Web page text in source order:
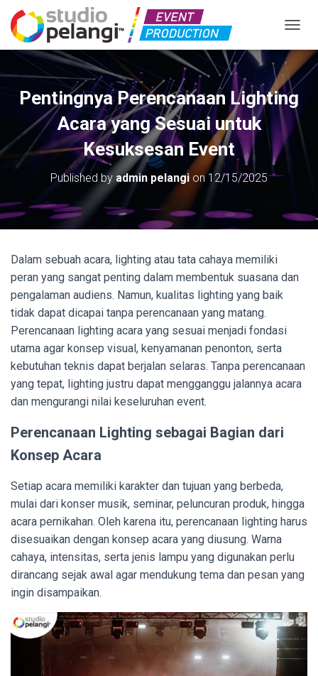
Pentingnya Perencanaan Lighting
Acara yang Sesuai untuk
Kesuksesan Event
Published by admin pelangi on12/15/2025
Dalam sebuah acara, lighting atau tata cahaya memiliki
peran yang sangat penting dalam membentuk suasana dan
pengalaman audiens. Namun, kualitas lighting yang baik
tidak dapat dicapai tanpa perencanaan yang matang.
Perencanaan lighting acara yang sesuai menjadi fondasi
utama agar konsep visual, kenyamanan penonton, serta
kebutuhan teknis dapat berjalan selaras. Tanpa perencanaan
yang tepat, lighting justru dapat mengganggu jalannya acara
dan mengurangi nilai keseluruhan event.
Perencanaan Lighting sebagai Bagian dari
Konsep Acara
Setiap acara memiliki karakter dan tujuan yang berbeda,
mulai dari konser musik, seminar, peluncuran produk, hingga
acara pernikahan. Oleh karena itu, perencanaan lighting harus
disesuaikan dengan konsep acara yang diusung. Warna
cahaya, intensitas, serta jenis lampu yang digunakan perlu
dirancang sejak awal agar mendukung tema dan pesan yang
ingin disampaikan.